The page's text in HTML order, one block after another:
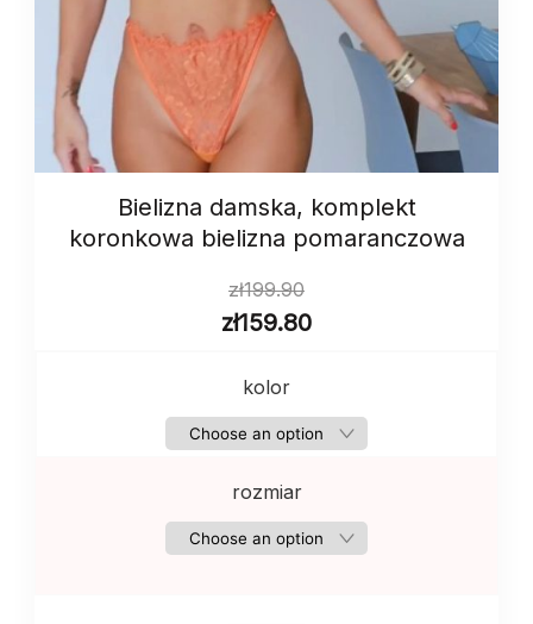
Bielizna damska, komplekt
koronkowa bielizna pomaranczowa
zł199.90
zł159.80
kolor
rozmiar